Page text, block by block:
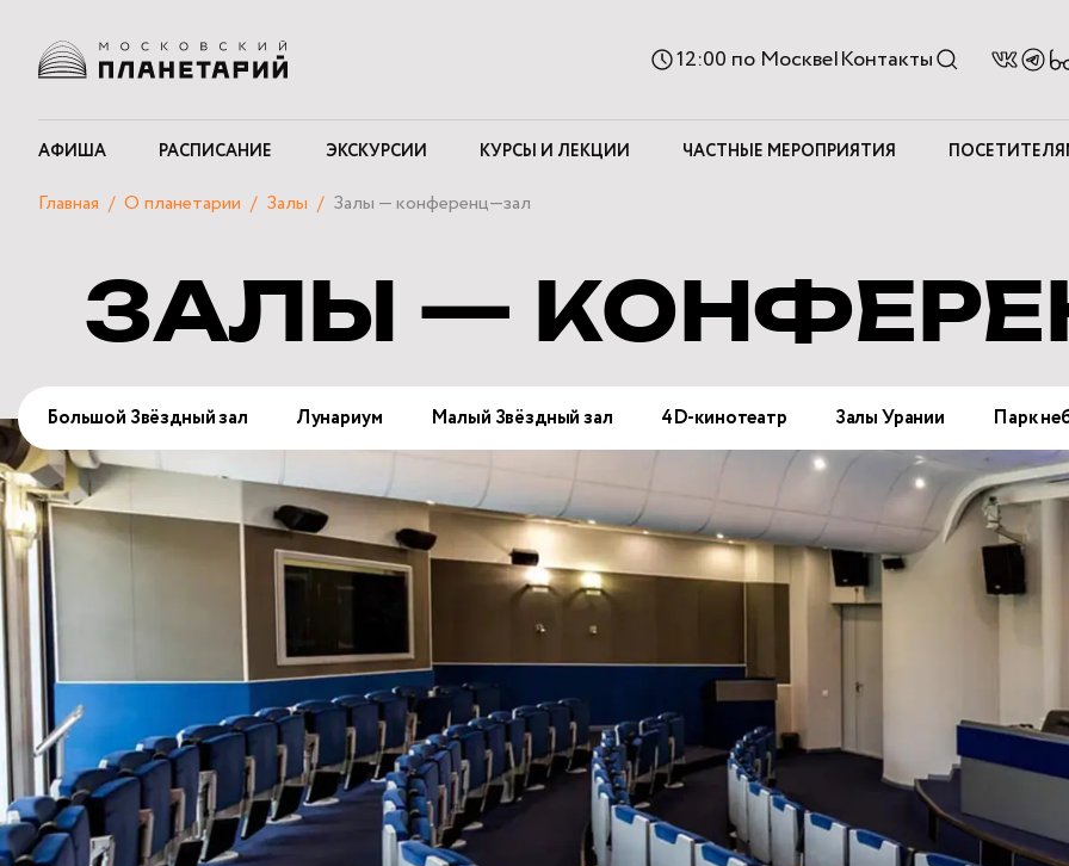
12:00 по Москве|Контакты
АФИША РАСПИСАНИЕ ЭКСКУРСИИ КУРСЫ И ЛЕКЦИИ ЧАСТНЫЕ МЕРОПРИЯТИЯ
Главная О планетарии Залы Залы — конференц—зал
ЗАЛЫ —
Большой Звёздный зал Лунариум Малый Звёздный зал 4D-кинотеатр Залы Урании Парк